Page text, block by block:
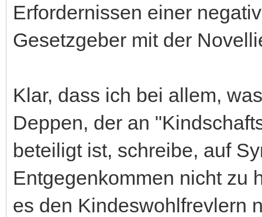
Erfordernissen einer
Gesetzgeber mit der
Klar, dass ich bei allem,
Deppen, der an
beteiligt ist, schreibe, auf
Entgegenkommen nicht zu
es den Kindeswohlfrevlern